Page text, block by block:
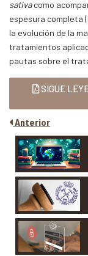
sativacomo
espesura completa
la evolución de la
tratamientos
pautas sobre el
SIGUE
Anterior